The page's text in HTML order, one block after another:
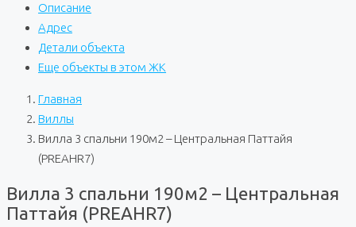
Описание
Адрес
Детали объекта
Еще объекты в этом ЖК
Главная
Виллы
Вилла 3 спальни 190м2 – Центральная Паттайя
(PREAHR7)
Вилла 3 спальни 190м2 – Центральная
Паттайя (PREAHR7)